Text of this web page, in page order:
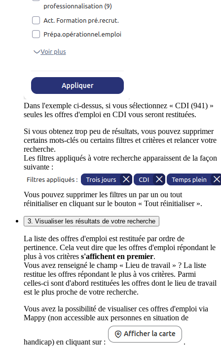
Dans l'exemple ci-dessus, si vous sélectionnez « CDI (941) »
seules les offres d'emploi en CDI vous seront restituées.
Si vous obtenez trop peu de résultats, vous pouvez supprimer
certains mots-clés ou certains filtres et critères et relancer votre
recherche.
Les filtres appliqués à votre recherche apparaissent de la façon
suivante :
Vous pouvez supprimer les filtres un par un ou tout
réinitialiser en cliquant sur le bouton « Tout réinitialiser ».
3. Visualiser les résultats de votre recherche
La liste des offres d'emploi est restituée par ordre de
pertinence. Cela veut dire que les offres d'emploi répondant le
plus à vos critères s'affichent en premier.
Vous avez renseigné le champ « Lieu de travail » ? La liste
restitue les offres répondant le plus à vos critères. Parmi
celles-ci sont d'abord restituées les offres dont le lieu de travail
est le plus proche de votre recherche.
Vous avez la possibilité de visualiser ces offres d'emploi via
Mappy (non accessible aux personnes en situation de
handicap) en cliquant sur :
.